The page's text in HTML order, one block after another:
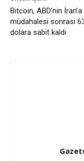
Bitcoin, ABD’nin İran’a
müdahalesi sonrası
dolara sabit kaldı